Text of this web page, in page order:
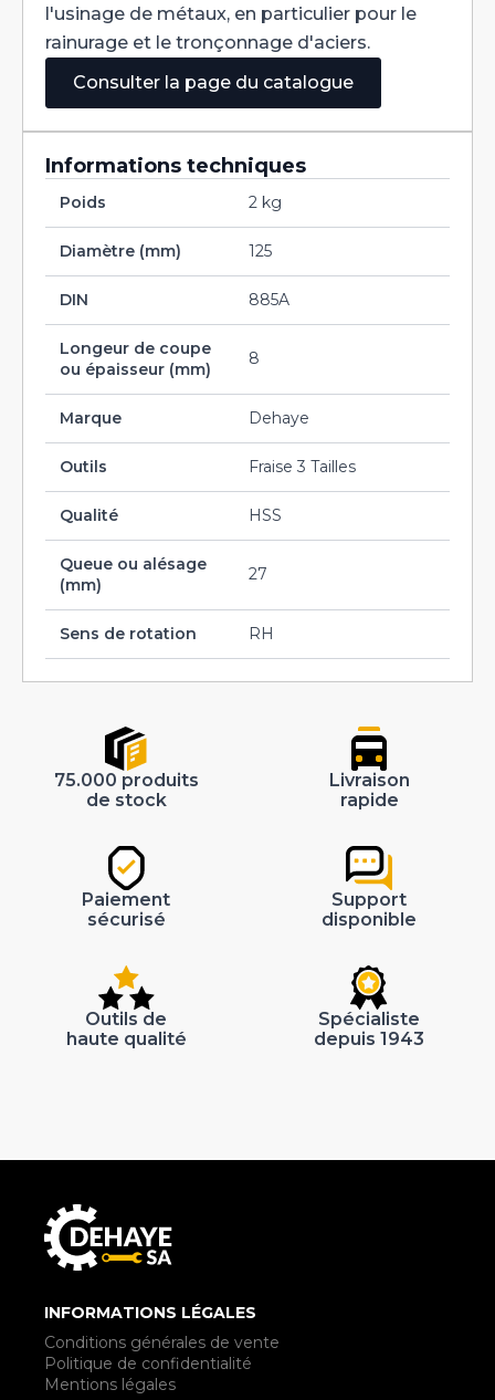
125X8X27
l'usinage de métaux, en particulier pour le
rainurage et le tronçonnage d'aciers.
Consulter la page du catalogue
Informations techniques
Poids 2 kg
Diamètre (mm) 125
DIN 885A
Longeur de coupe
ou épaisseur (mm)
8
Marque Dehaye
Outils Fraise 3 Tailles
Qualité HSS
Queue ou alésage
(mm)
27
Sens de rotation RH
75.000 produits
de stock
Livraison
rapide
Paiement
sécurisé
Support
disponible
Outils de
haute qualité
Spécialiste
depuis 1943
INFORMATIONS LÉGALES
Conditions générales de vente
Politique de confidentialité
Mentions légales